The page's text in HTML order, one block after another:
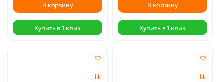
В корзину
Купить в 1 клик
В корзину
Купить в 1 клик